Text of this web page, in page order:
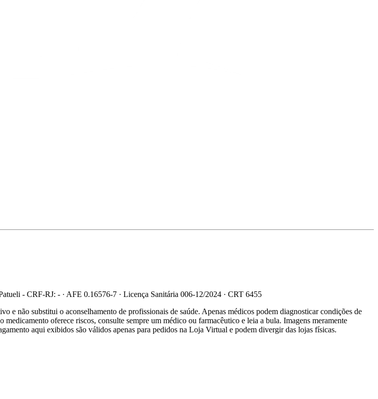
- CRF-RJ: - · AFE 0.16576-7 · Licença Sanitária 006-12/2024 · CRT 6455
e não substitui o aconselhamento de profissionais de saúde. Apenas médicos podem diagnosticar condições de
oferece riscos, consulte sempre um médico ou farmacêutico e leia a bula. Imagens meramente
aqui exibidos são válidos apenas para pedidos na Loja Virtual e podem divergir das lojas físicas.